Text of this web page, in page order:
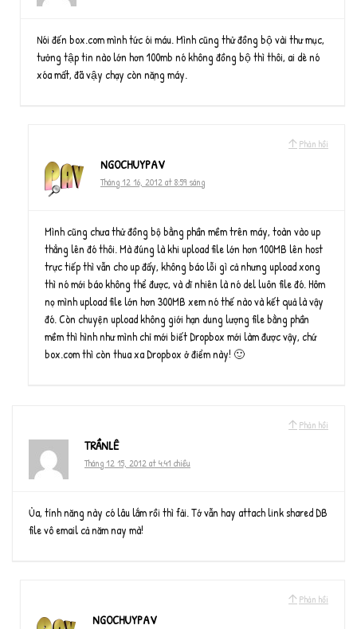
Nói đến box.com mình tức ói máu. Mình cũng thử đồng bộ vài thư mục,
tưởng tập tin nào lớn hơn 100mb nó không đồng bộ thì thôi, ai dè nó
xóa mất, đã vậy chạy còn nặng máy.
Phản hồi
NGOCHUYPAV
Tháng 12 16, 2012 at 8:59 sáng
Mình cũng chưa thử đồng bộ bằng phần mềm trên máy, toàn vào up
thẳng lên đó thôi. Mà đúng là khi upload file lớn hơn 100MB lên host
trực tiếp thì vẫn cho up đấy, không báo lỗi gì cả nhưng upload xong
thì nó mới báo không thể được, và dĩ nhiên là nó del luôn file đó. Hôm
nọ mình upload file lớn hơn 300MB xem nó thế nào và kết quả là vậy
đó. Còn chuyện upload không giới hạn dung lượng file bằng phần
mềm thì hình như mình chỉ mới biết Dropbox mới làm được vậy, chứ
box.com thì còn thua xa Dropbox ở điểm này! 🙂
Phản hồi
TRẦNLÊ
Tháng 12 15, 2012 at 4:41 chiều
Ủa, tính năng này có lâu lắm rồi thì fải. Tớ vẫn hay attach link shared DB
file vô email cả năm nay mà!
Phản hồi
NGOCHUYPAV